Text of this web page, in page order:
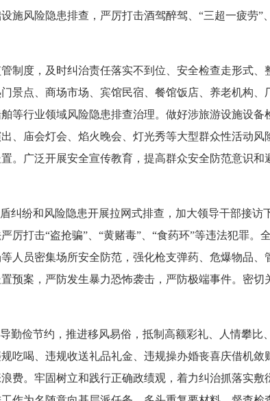
风险隐患排查，严厉打击酒驾醉驾、“三超一疲劳”
度，及时纠治责任落实不到位、安全检查走形式、
景点、商场市场、宾馆民宿、餐馆饭店、养老机构、
等行业领域风险隐患排查治理。做好涉旅游设施设备
、庙会灯会、焰火晚会、灯光秀等大型群众性活动风
。广泛开展安全宣传教育，提高群众安全防范意识和
纷和风险隐患开展拉网式排查，加大领导干部接访
打击“盗抢骗”、“黄赌毒”、“食药环”等违法犯罪。
人员密集场所安全防范，强化枪支弹药、危爆物品、
预案，严防发生暴力恐怖袭击，严防极端事件。密切
俭节约，推进移风易俗，抵制高额彩礼、人情攀比
吃喝、违规收送礼品礼金、违规操办婚丧喜庆借机敛
费。牢固树立和践行正确政绩观，着力纠治抓落实敷